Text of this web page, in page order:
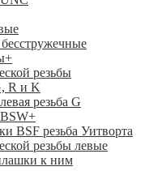
+
резьбы
R и K
резьба G
+
BSF резьба Уитворта
резьбы левые
к ним